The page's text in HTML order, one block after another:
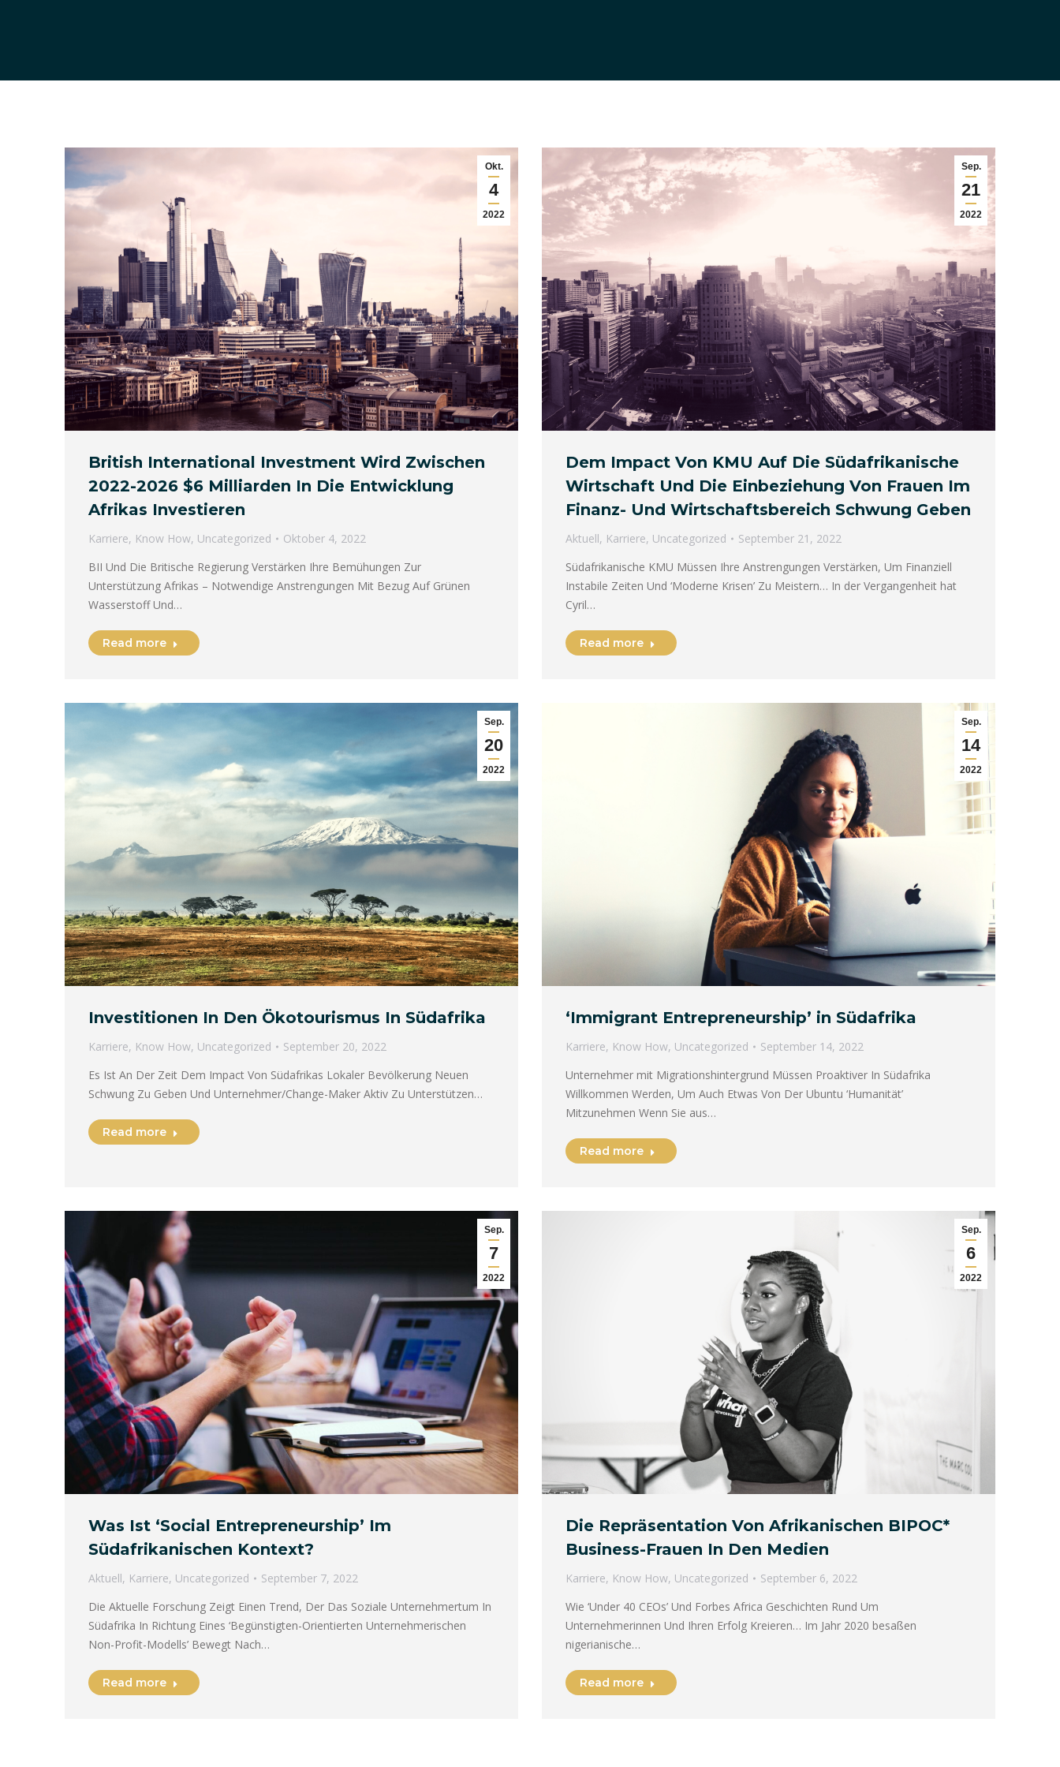
Okt.
4
2022
British International Investment Wird Zwischen
2022-2026 $6 Milliarden In Die Entwicklung
Afrikas Investieren
Karriere, Know How, Uncategorized
Oktober 4, 2022
BII Und Die Britische Regierung Verstärken Ihre Bemühungen Zur
Unterstützung Afrikas – Notwendige Anstrengungen Mit Bezug Auf Grünen
Wasserstoff Und…
Read more
Sep.
21
2022
Dem Impact Von KMU Auf Die Südafrikanische
Wirtschaft Und Die Einbeziehung Von Frauen Im
Finanz- Und Wirtschaftsbereich Schwung Geben
Aktuell, Karriere, Uncategorized
September 21, 2022
Südafrikanische KMU Müssen Ihre Anstrengungen Verstärken, Um Finanziell
Instabile Zeiten Und ‘Moderne Krisen’ Zu Meistern… In der Vergangenheit hat
Cyril…
Read more
Sep.
20
2022
Investitionen In Den Ökotourismus In Südafrika
Karriere, Know How, Uncategorized
September 20, 2022
Es Ist An Der Zeit Dem Impact Von Südafrikas Lokaler Bevölkerung Neuen
Schwung Zu Geben Und Unternehmer/Change-Maker Aktiv Zu Unterstützen…
Read more
Sep.
14
2022
‘Immigrant Entrepreneurship’ in Südafrika
Karriere, Know How, Uncategorized
September 14, 2022
Unternehmer mit Migrationshintergrund Müssen Proaktiver In Südafrika
Willkommen Werden, Um Auch Etwas Von Der Ubuntu ‘Humanität’
Mitzunehmen Wenn Sie aus…
Read more
Sep.
7
2022
Was Ist ‘Social Entrepreneurship’ Im
Südafrikanischen Kontext?
Aktuell, Karriere, Uncategorized
September 7, 2022
Die Aktuelle Forschung Zeigt Einen Trend, Der Das Soziale Unternehmertum In
Südafrika In Richtung Eines ‘Begünstigten-Orientierten Unternehmerischen
Non-Profit-Modells’ Bewegt Nach…
Read more
Sep.
6
2022
Die Repräsentation Von Afrikanischen BIPOC*
Business-Frauen In Den Medien
Karriere, Know How, Uncategorized
September 6, 2022
Wie ‘Under 40 CEOs’ Und Forbes Africa Geschichten Rund Um
Unternehmerinnen Und Ihren Erfolg Kreieren… Im Jahr 2020 besaßen
nigerianische…
Read more